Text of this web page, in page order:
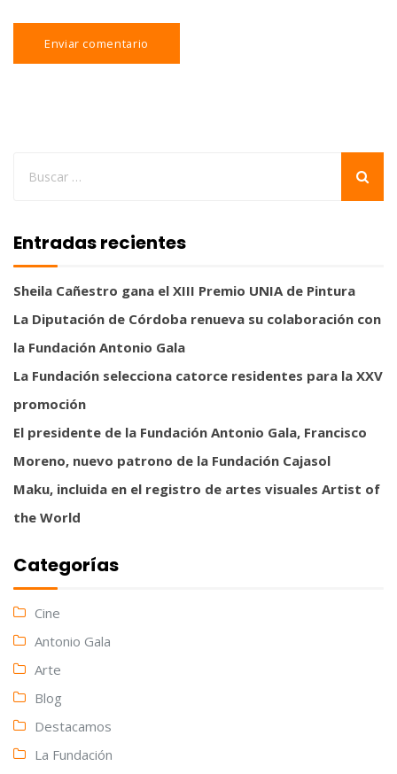
Entradas recientes
Sheila Cañestro gana el XIII Premio UNIA de Pintura
La Diputación de Córdoba renueva su colaboración con
la Fundación Antonio Gala
La Fundación selecciona catorce residentes para la XXV
promoción
El presidente de la Fundación Antonio Gala, Francisco
Moreno, nuevo patrono de la Fundación Cajasol
Maku, incluida en el registro de artes visuales Artist of
the World
Categorías
Cine
Antonio Gala
Arte
Blog
Destacamos
La Fundación